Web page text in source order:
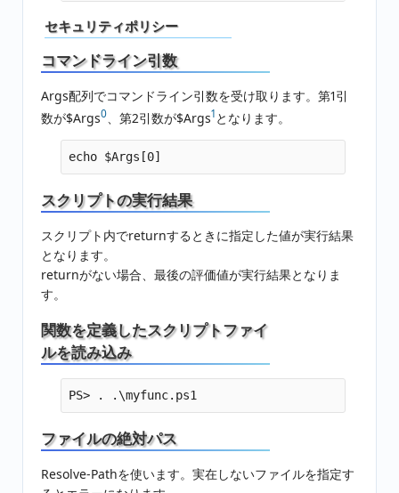
セキュリティポリシー
コマンドライン引数
Args配列でコマンドライン引数を受け取ります。第1引
数が$Args0 、第2引数が$Args1 となります。
スクリプトの実行結果
スクリプト内でreturnするときに指定した値が実行結果
となります。
returnがない場合、最後の評価値が実行結果となりま
す。
関数を定義したスクリプトファイ
ルを読み込み
ファイルの絶対パス
Resolve-Pathを使います。実在しないファイルを指定す